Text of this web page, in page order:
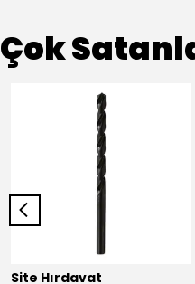
Çok
Site Hırdavat